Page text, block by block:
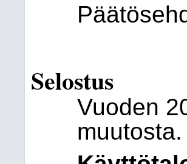
Selostus
Vuoden
muutosta.